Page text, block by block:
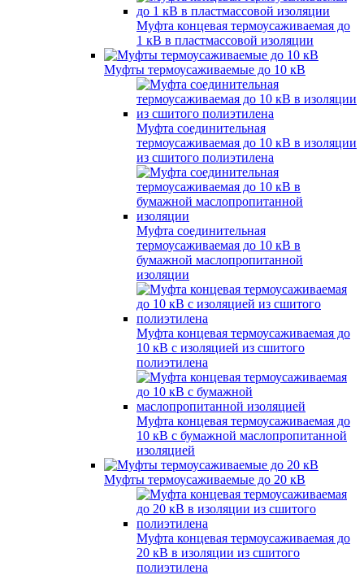
Муфта концевая термоусаживаемая до
1 кВ в пластмассовой изоляции
Муфты термоусаживаемые до 10 кВ
Муфта соединительная
термоусаживаемая до 10 кВ в изоляции
из сшитого полиэтилена
Муфта соединительная
термоусаживаемая до 10 кВ в
бумажной маслопропитанной
изоляции
Муфта концевая термоусаживаемая до
10 кВ с изоляцией из сшитого
полиэтилена
Муфта концевая термоусаживаемая до
10 кВ с бумажной маслопропитанной
изоляцией
Муфты термоусаживаемые до 20 кВ
Муфта концевая термоусаживаемая до
20 кВ в изоляции из сшитого
полиэтилена